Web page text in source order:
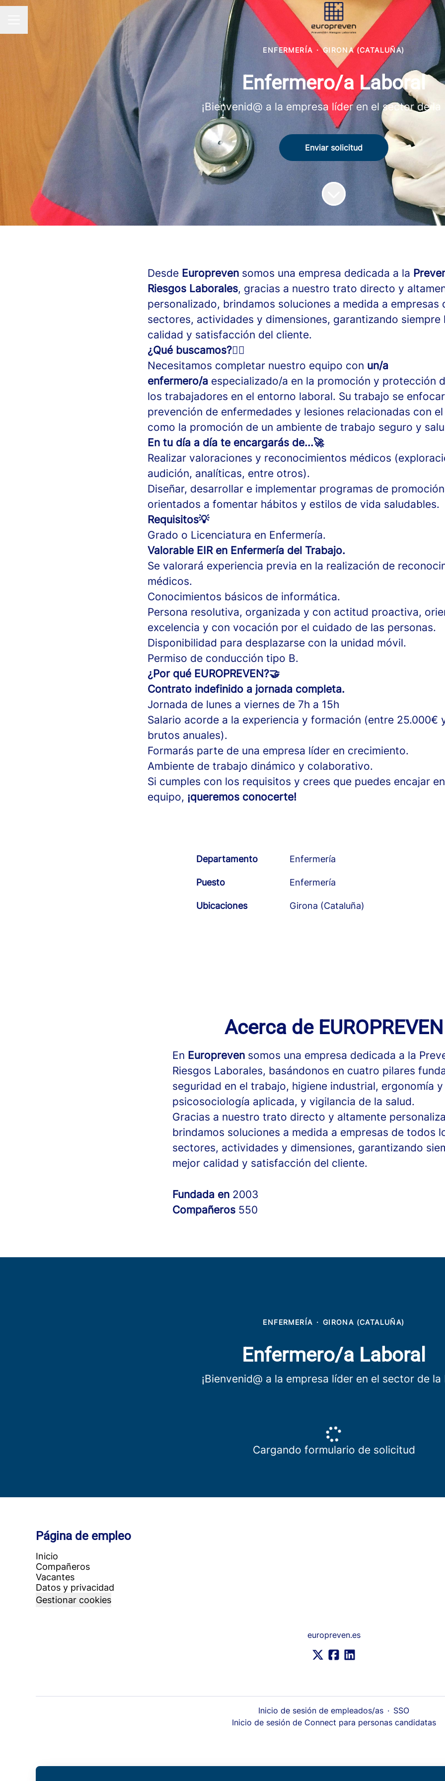
ENFERMERÍA · GIRONA (CATALUÑA)
Enfermero/a Laboral
¡Bienvenid@ a la empresa líder en el sector de la
Enviar solicitud
Desde Europreven somos una empresa dedicada a la
Riesgos Laborales, gracias a nuestro trato directo y
personalizado, brindamos soluciones a medida a empresas
sectores, actividades y dimensiones, garantizando siempre
calidad y satisfacción del cliente.
¿Qué buscamos?👩‍⚕️
Necesitamos completar nuestro equipo con un/a
enfermero/a especializado/a en la promoción y protección
los trabajadores en el entorno laboral. Su trabajo se
prevención de enfermedades y lesiones relacionadas con
como la promoción de un ambiente de trabajo seguro y
En tu día a día te encargarás de...🚀
Realizar valoraciones y reconocimientos médicos
audición, analíticas, entre otros).
Diseñar, desarrollar e implementar programas de
orientados a fomentar hábitos y estilos de vida saludables.
Requisitos💡
Grado o Licenciatura en Enfermería.
Valorable EIR en Enfermería del Trabajo.
Se valorará experiencia previa en la realización de
médicos.
Conocimientos básicos de informática.
Persona resolutiva, organizada y con actitud proactiva,
excelencia y con vocación por el cuidado de las personas.
Disponibilidad para desplazarse con la unidad móvil.
Permiso de conducción tipo B.
¿Por qué EUROPREVEN?🤝
Contrato indefinido a jornada completa.
Jornada de lunes a viernes de 7h a 15h
Salario acorde a la experiencia y formación (entre 25.000€
brutos anuales).
Formarás parte de una empresa líder en crecimiento.
Ambiente de trabajo dinámico y colaborativo.
Si cumples con los requisitos y crees que puedes encajar
equipo, ¡queremos conocerte!
Departamento Enfermería
Puesto Enfermería
Ubicaciones Girona (Cataluña)
Acerca de EUROPREVEN
En Europreven somos una empresa dedicada a la
Riesgos Laborales, basándonos en cuatro pilares
seguridad en el trabajo, higiene industrial, ergonomía y
psicosociología aplicada, y vigilancia de la salud.
Gracias a nuestro trato directo y altamente
brindamos soluciones a medida a empresas de todos
sectores, actividades y dimensiones, garantizando
mejor calidad y satisfacción del cliente.
Fundada en 2003
Compañeros 550
ENFERMERÍA · GIRONA (CATALUÑA)
Enfermero/a Laboral
¡Bienvenid@ a la empresa líder en el sector de la
Cargando formulario de solicitud
Página de empleo
Inicio
Compañeros
Vacantes
Datos y privacidad
Gestionar cookies
europreven.es
Inicio de sesión de empleados/as · SSO
Inicio de sesión de Connect para personas candidatas